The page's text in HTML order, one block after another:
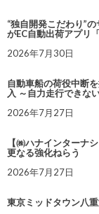
“独自開発こだわり”
がEC自動出荷アプリ
2026年7月30日
自動車船の荷役中断
入 ～自力走行できな
2026年7月27日
【㈱ハナインターナ
更なる強化ねらう
2026年7月27日
東京ミッドタウン八